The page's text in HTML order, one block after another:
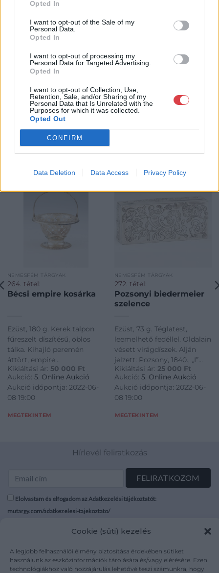
Opted In
I want to opt-out of the Sale of my
Personal Data.
Opted In
I want to opt-out of processing my
Personal Data for Targeted Advertising.
Opted In
I want to opt-out of Collection, Use,
Retention, Sale, and/or Sharing of my
Personal Data that Is Unrelated with the
Purposes for which it was collected.
Opted Out
CONFIRM
Data Deletion Data Access Privacy Policy
Cookie (süti) kezelés
A legjobb felhasználói élmény biztosítása érdekében sütiket
használunk az eszközinformációk tárolására és/vagy elérésére. Ezen
technológiákhoz való hozzájárulás lehetővé teszi számunkra, hogy
műkereskedelem egyik legfontosabb színterévé, kereskedelmi
műkereskedelmi üzlethálózatával rendelkező BÁV ZRt.
felkészült munkatársai a hét hat napján állnak a műtárgyat
GALÉRIA TOVÁBBI MŰTÁRGYAI
KAPCSOLÓDÓ MŰTÁRGYAK
NEMESFÉM TÁRGYAK
264. tétel:
Bécsi empire kosárka
Ezüst, 180 g. Kerek talpon
fűreszelt díszítésű, öblös
tálka. Kihajló peremén
áttört, empire
virágdíszekkel. Középen
merev pántú füllel. Jelzett:
Bécs, 1825., LH
mesterjeggyel. Neuwirth: P
Kikiáltási ár: 50 000 Ft
Aukció: 5. Online Aukció
Aukció időpontja: 2022-06-
08 19:00
MEGTEKINTEM
NEMESFÉM TÁRGYAK
272. tétel:
Pozsonyi biedermeier
szelence
Ezüst, 73 g. Téglatest,
leemelhető fedéllel. Oldalain
vésett virágdíszek. Alján
jelzett: Pozsony, 1840., „I”
évbetű, Kraner János.
Kőszeghy: 1679, 1730, 1796.
M.: 11,3 × 5 × 2,2 cm Szerepelt
2019-ben Az EZÜST
Kikiáltási ár: 25 000 Ft
Aukció: 5. Online Aukció
Aukció időpontja: 2022-06-
08 19:00
MEGTEKINTEM
Hírlevél feliratkozás
Elolvastam és elfogadom az Adatkezelési tájékoztatót:
mutargy.com/adatkezelesi-tajekoztato/
Médiaajánlat
Karrier
Áraink
ÁSZF
Adatvédelem